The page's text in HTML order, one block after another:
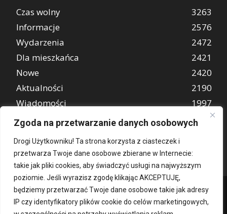
Zgoda na przetwarzanie danych osobowych
Drogi Użytkowniku! Ta strona korzysta z ciasteczek i
przetwarza Twoje dane osobowe zbierane w Internecie:
takie jak pliki cookies, aby świadczyć usługi na najwyższym
poziomie. Jeśli wyrazisz zgodę klikając AKCEPTUJĘ,
będziemy przetwarzać Twoje dane osobowe takie jak adresy
IP czy identyfikatory plików cookie do celów marketingowych,
Czas wolny
3263
Informacje
2576
Wydarzenia
2472
Dla mieszkańca
2421
Nowe
2420
Aktualności
2190
Wiadomości
1997
REKLAMA
849